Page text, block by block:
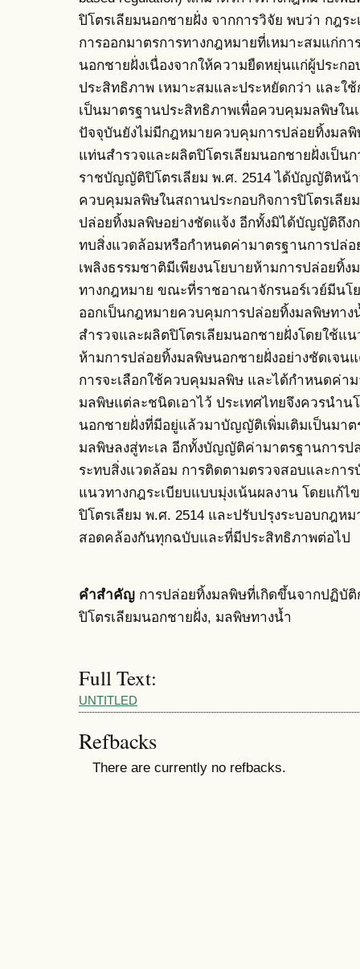
ปิโตรเลียมนอกชายฝั่ง จากการวิจัย พบว่า กฎร
การออกมาตรการทางกฎหมายที่เหมาะสมแก่ก
นอกชายฝั่งเนื่องจากให้ความยืดหยุ่นแก่ผู้ประก
ประสิทธิภาพ เหมาะสมและประหยัดกว่า และใ
เป็นมาตรฐานประสิทธิภาพเพื่อควบคุมมลพิษใ
ปัจจุบันยังไม่มีกฎหมายควบคุมการปล่อยทิ้งมล
แท่นสำรวจและผลิตปิโตรเลียมนอกชายฝั่งเป็น
ราชบัญญัติปิโตรเลียม พ.ศ. 2514 ได้บัญญัติหน้
ควบคุมมลพิษในสถานประกอบกิจการปิโตรเลีย
ปล่อยทิ้งมลพิษอย่างชัดแจ้ง อีกทั้งมิได้บัญญัติถึง
ทบสิ่งแวดล้อมหรือกำหนดค่ามาตรฐานการปล่อ
เพลิงธรรมชาติมีเพียงนโยบายห้ามการปล่อยทิ้
ทางกฎหมาย ขณะที่ราชอาณาจักรนอร์เวย์มีนโ
ออกเป็นกฎหมายควบคุมการปล่อยทิ้งมลพิษทา
สำรวจและผลิตปิโตรเลียมนอกชายฝั่งโดยใช้แ
ห้ามการปล่อยทิ้งมลพิษนอกชายฝั่งอย่างชัดเจน
การจะเลือกใช้ควบคุมมลพิษ และได้กำหนดค่า
มลพิษแต่ละชนิดเอาไว้ ประเทศไทยจึงควรนำ
นอกชายฝั่งที่มีอยู่แล้วมาบัญญัติเพิ่มเติมเป็นมา
มลพิษลงสู่ทะเล อีกทั้งบัญญัติค่ามาตรฐานการป
ระทบสิ่งแวดล้อม การติดตามตรวจสอบและกา
แนวทางกฎระเบียบแบบมุ่งเน้นผลงาน โดยแก้
ปิโตรเลียม พ.ศ. 2514 และปรับปรุงระบอบกฎ
สอดคล้องกันทุกฉบับและที่มีประสิทธิภาพต่อไป
คำสำคัญ การปล่อยทิ้งมลพิษที่เกิดขึ้นจากปฏิบั
ปิโตรเลียมนอกชายฝั่ง, มลพิษทางน้ำ
Full Text:
UNTITLED
Refbacks
There are currently no refbacks.